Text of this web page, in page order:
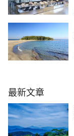
最新文章